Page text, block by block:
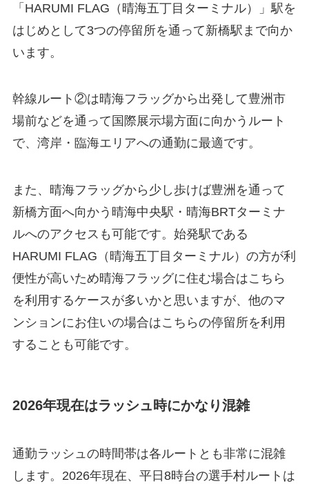
「HARUMI FLAG（晴海五丁目ターミナル）」駅を
はじめとして3つの停留所を通って新橋駅まで向か
います。
幹線ルート②は晴海フラッグから出発して豊洲市
場前などを通って国際展示場方面に向かうルート
で、湾岸・臨海エリアへの通勤に最適です。
また、晴海フラッグから少し歩けば豊洲を通って
新橋方面へ向かう晴海中央駅・晴海BRTターミナ
ルへのアクセスも可能です。始発駅である
HARUMI FLAG（晴海五丁目ターミナル）の方が利
便性が高いため晴海フラッグに住む場合はこちら
を利用するケースが多いかと思いますが、他のマ
ンションにお住いの場合はこちらの停留所を利用
することも可能です。
2026年現在はラッシュ時にかなり混雑
通勤ラッシュの時間帯は各ルートとも非常に混雑
します。2026年現在、平日8時台の選手村ルートは